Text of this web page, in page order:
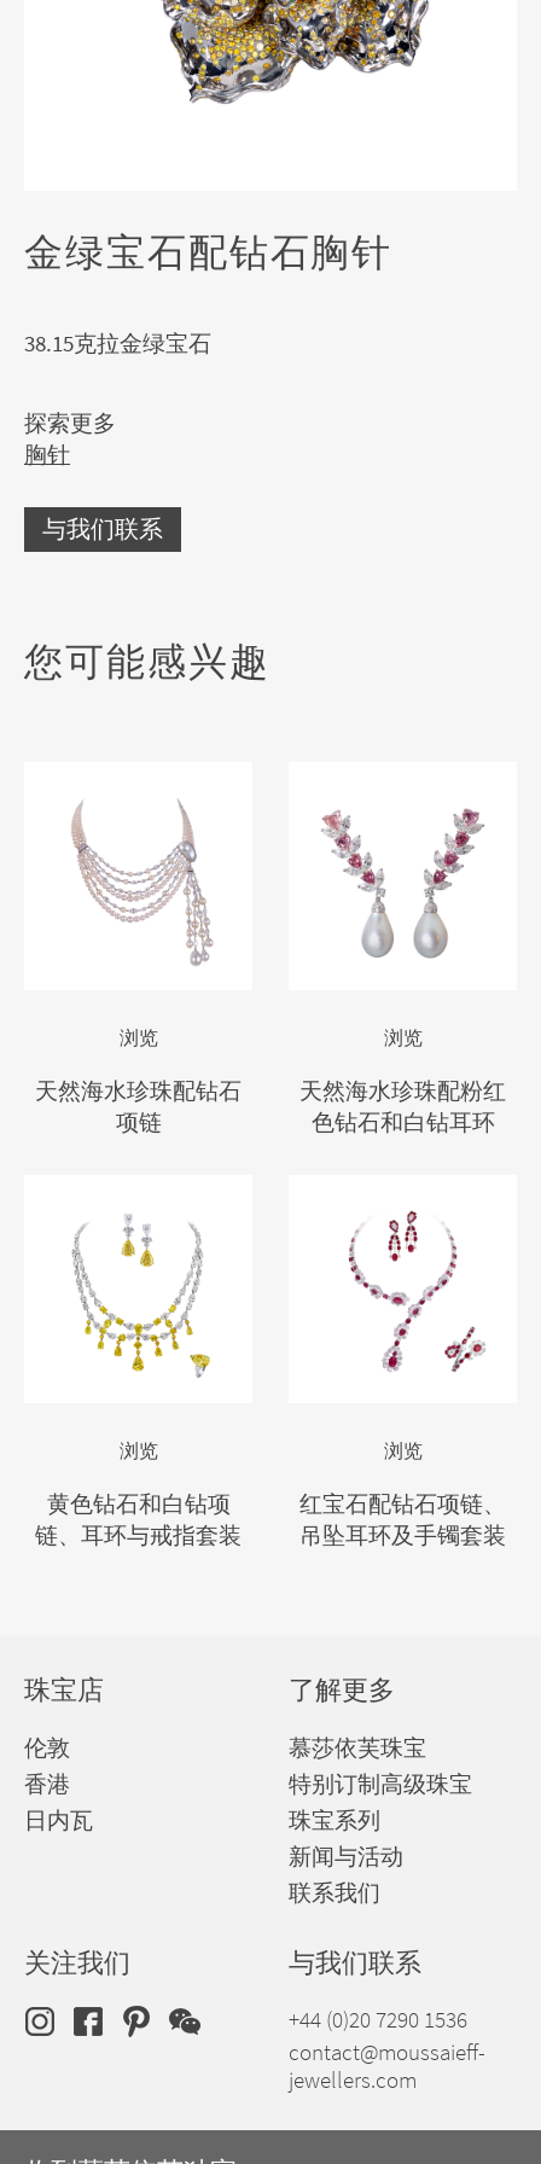
金绿宝石配钻石胸针
38.15克拉金绿宝石
探索更多
胸针
与我们联系
您可能感兴趣
浏览
天然海水珍珠配钻石
项链
浏览
天然海水珍珠配粉红
色钻石和白钻耳环
浏览
黄色钻石和白钻项
链、耳环与戒指套装
浏览
红宝石配钻石项链、
吊坠耳环及手镯套装
珠宝店
伦敦
香港
日内瓦
了解更多
慕莎依芙珠宝
特别订制高级珠宝
珠宝系列
新闻与活动
联系我们
关注我们 与我们联系
+44 (0)20 7290 1536
contact@moussaieff-
jewellers.com